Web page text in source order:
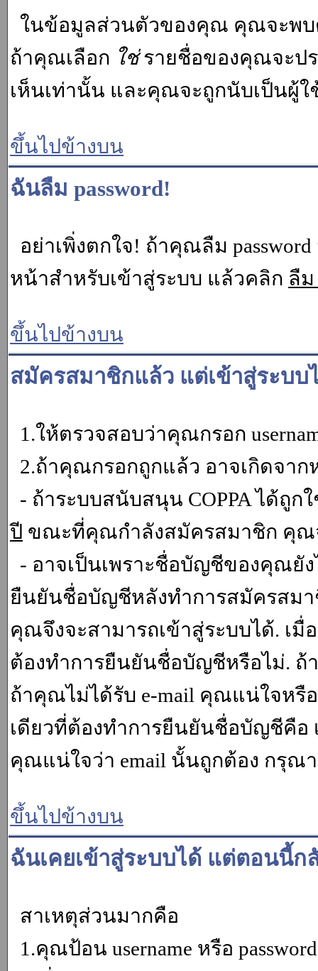
ในข้อมูลส่วนตัวของคุณ คุณจะพบ
ถ้าคุณเลือก ใช่รายชื่อของคุณจะปร
เห็นเท่านั้น และคุณจะถูกนับเป็นผู้
ขึ้นไปข้างบน
ฉันลืม password!
อย่าเพิ่งตกใจ! ถ้าคุณลืม
หน้าสำหรับเข้าสู่ระบบ แล้วคลิก ลืม
ขึ้นไปข้างบน
สมัครสมาชิกแล้ว แต่เข้าสู่ระบบ
1.ให้ตรวจสอบว่าคุณกรอก
2.ถ้าคุณกรอกถูกแล้ว อาจเกิดจาก
- ถ้าระบบสนับสนุน COPPA ได้ถู
ปี ขณะที่คุณกำลังสมัครสมาชิก คุ
- อาจเป็นเพราะชื่อบัญชีของคุณยั
ยืนยันชื่อบัญชีหลังทำการสมัครสมา
คุณจึงจะสามารถเข้าสู่ระบบได้. เ
ต้องทำการยืนยันชื่อบัญชีหรือไม่.
ถ้าคุณไม่ได้รับ e-mail คุณแน่ใจหรื
เดียวที่ต้องทำการยืนยันชื่อบัญชีคือ
คุณแน่ใจว่า email นั้นถูกต้อง กรุณ
ขึ้นไปข้างบน
ฉันเคยเข้าสู่ระบบได้ แต่ตอนนี้ก
สาเหตุส่วนมากคือ
1.คุณป้อน username หรือ